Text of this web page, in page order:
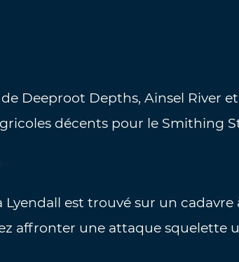
Deeproot Depths, Ainsel River
décents pour le Smithing
est trouvé sur un cadavre
affronter une attaque squelette